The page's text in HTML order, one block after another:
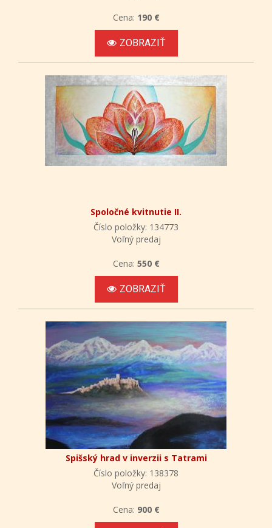
Cena: 190 €
ZOBRAZIŤ
Spoločné kvitnutie II.
Číslo položky: 134773
Voľný predaj
Cena: 550 €
ZOBRAZIŤ
Spišský hrad v inverzii s Tatrami
Číslo položky: 138378
Voľný predaj
Cena: 900 €